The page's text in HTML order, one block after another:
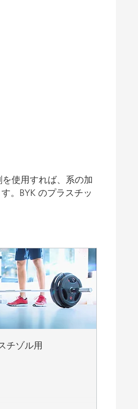
使用すれば、系の加
。BYK のプラスチッ
チゾル用